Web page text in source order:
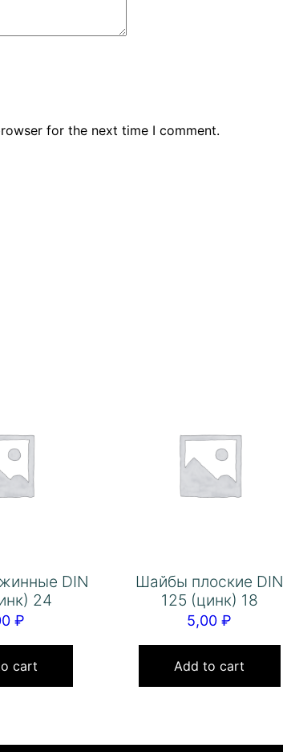
for the next time I comment.
DIN
24
₽
cart
Шайбы плоские DIN
125 (цинк) 18
5,00₽
Add to cart